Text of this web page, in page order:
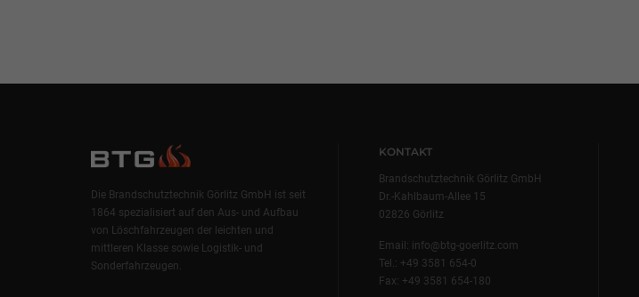
Die Brandschutztechnik Görlitz GmbH ist seit
1864 spezialisiert auf den Aus- und Aufbau
von Löschfahrzeugen der leichten und
mittleren Klasse sowie Logistik- und
Sonderfahrzeugen.
KONTAKT
Brandschutztechnik Görlitz GmbH
Dr.-Kahlbaum-Allee 15
02826 Görlitz
Email: info@btg-goerlitz.com
Tel.: +49 3581 654-0
Fax: +49 3581 654-180